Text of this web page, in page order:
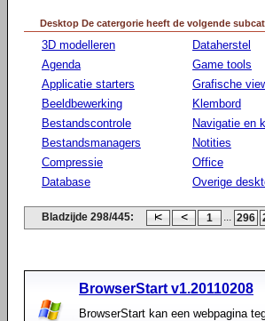
Desktop De catergorie heeft de volgende
3D modelleren
Agenda
Applicatie starters
Beeldbewerking
Bestandscontrole
Bestandsmanagers
Compressie
Database
Dataherstel
Game tools
Grafische
Klembord
Navigatie en
Notities
Office
Overige
Bladzijde 298/445: 1 ... 296
BrowserStart v1.20110208
BrowserStart kan een webpagina